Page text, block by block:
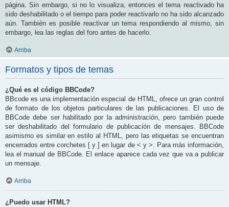
página. Sin embargo, si no lo visualiza, entonces el tema reactivado ha
sido deshabilitado o el tiempo para poder reactivarlo no ha sido alcanzado
aún. También es posible reactivar un tema respondiendo al mismo, sin
embargo, lea las reglas del foro antes de hacerlo.
Arriba
Formatos y tipos de temas
¿Qué es el código BBCode?
BBcode es una implementación especial de HTML, ofrece un gran control
de formato de los objetos particulares de las publicaciones. El uso de
BBCode debe ser habilitado por la administración, pero también puede
ser deshabilitado del formulario de publicación de mensajes. BBCode
asimismo es similar en estilo al HTML, pero las etiquetas se encuentran
encerrados entre corchetes [ y ] en lugar de < y >. Para más información,
lea el manual de BBCode. El enlace aparece cada vez que va a publicar
un mensaje.
Arriba
¿Puedo usar HTML?